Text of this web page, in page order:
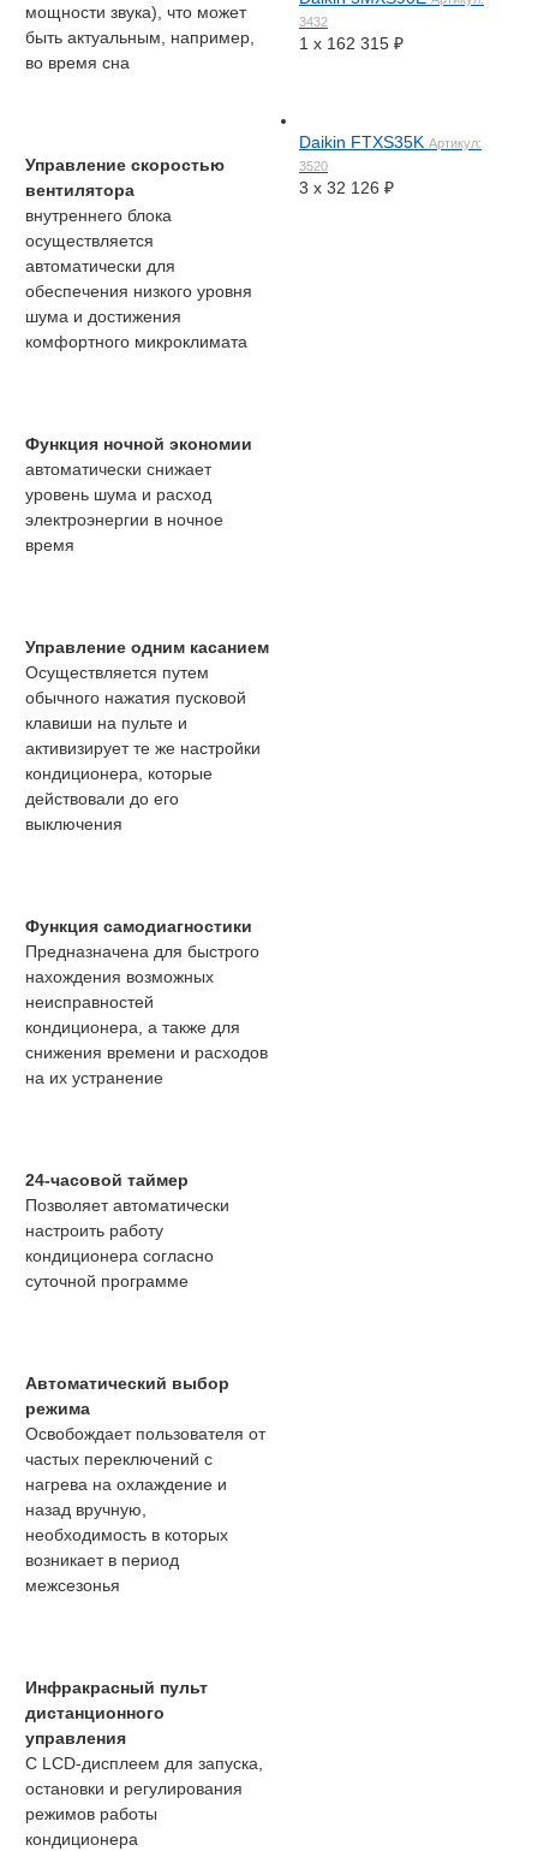
мощности звука), что может
быть актуальным, например,
во время сна
Управление скоростью
вентилятора
внутреннего блока
осуществляется
автоматически для
обеспечения низкого уровня
шума и достижения
комфортного микроклимата
Функция ночной экономии
автоматически снижает
уровень шума и расход
электроэнергии в ночное
время
Управление одним касанием
Осуществляется путем
обычного нажатия пусковой
клавиши на пульте и
активизирует те же настройки
кондиционера, которые
действовали до его
выключения
Функция самодиагностики
Предназначена для быстрого
нахождения возможных
неисправностей
кондиционера, а также для
снижения времени и расходов
на их устранение
24-часовой таймер
Позволяет автоматически
настроить работу
кондиционера согласно
суточной программе
Автоматический выбор
режима
Освобождает пользователя от
частых переключений с
нагрева на охлаждение и
назад вручную,
необходимость в которых
возникает в период
межсезонья
Инфракрасный пульт
дистанционного
управления
С LCD-дисплеем для запуска,
остановки и регулирования
режимов работы
кондиционера
3432
1 x 162 315 ₽
Daikin FTXS35K Артикул:
3520
3 x 32 126 ₽